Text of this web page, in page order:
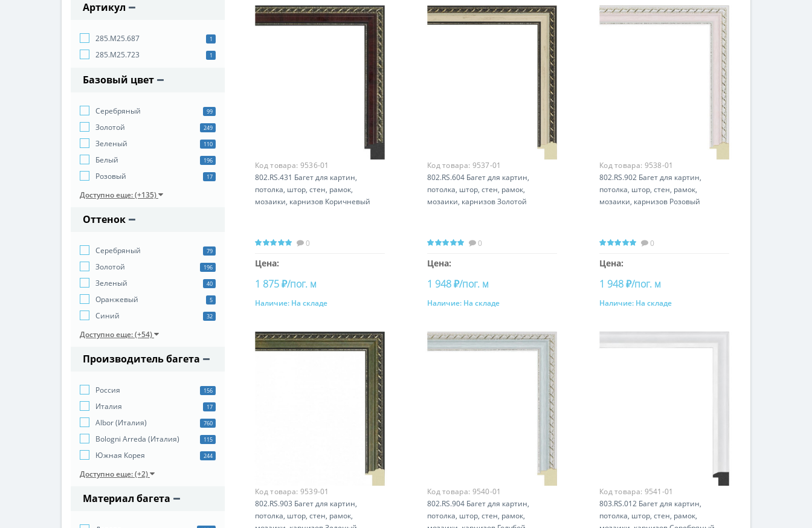
Артикул
285.M25.687 1
285.M25.723 1
Базовый цвет
Серебряный 99
Золотой 249
Зеленый 110
Белый 196
Розовый 17
Доступно еще: (+135)
Оттенок
Серебряный 79
Золотой 196
Зеленый 40
Оранжевый 5
Синий 32
Доступно еще: (+54)
Производитель багета
Россия 156
Италия 17
Albor (Италия) 760
Bologni Arreda (Италия) 115
Южная Корея 244
Доступно еще: (+2)
Материал багета
Код товара: 9536-01
802.RS.431 Багет для картин,
потолка, штор, стен, рамок,
мозаики, карнизов Коричневый
0
Цена:
1 875 ₽/пог. м
Купить
Наличие: На складе
Код товара: 9537-01
802.RS.604 Багет для картин,
потолка, штор, стен, рамок,
мозаики, карнизов Золотой
0
Цена:
1 948 ₽/пог. м
Купить
Наличие: На складе
Код товара: 9538-01
802.RS.902 Багет для картин,
потолка, штор, стен, рамок,
мозаики, карнизов Розовый
0
Цена:
1 948 ₽/пог. м
Купить
Наличие: На складе
Код товара: 9539-01
802.RS.903 Багет для картин,
потолка, штор, стен, рамок,
Код товара: 9540-01
802.RS.904 Багет для картин,
потолка, штор, стен, рамок,
Код товара: 9541-01
803.RS.012 Багет для картин,
потолка, штор, стен, рамок,